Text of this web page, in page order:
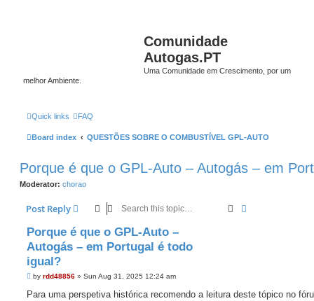
Comunidade
Autogas.PT
Uma Comunidade em Crescimento, por um
melhor Ambiente.
Quick links FAQ
Board index QUESTÕES SOBRE O COMBUSTÍVEL GPL-AUTO
Porque é que o GPL-Auto – Autogás – em
Moderator: chorao
Post Reply Search
Porque é que o GPL-Auto –
Autogás – em Portugal é todo
igual?
P
s
by rdd48856 » Sun Aug 31, 2025 12:24 am
Para uma perspetiva histórica recomendo a leitura deste tópico no